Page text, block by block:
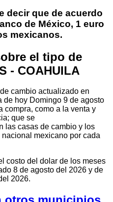
decir que de acuerdo
de México, 1 euro
mexicanos.
el tipo de
- COAHUILA
cambio actualizado en
de hoy Domingo 9 de agosto
compra, como a la venta y
que se
las casas de cambio y los
mexicano por cada
costo del dolar de los meses
8 de agosto del 2026 y de
2026.